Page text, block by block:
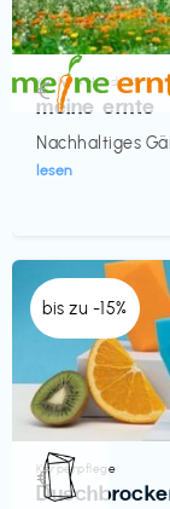
Küche & Haushalt
meine ernte
Nachhaltiges
lesen
€‎
bis zu -15%
Körperpflege
€‎